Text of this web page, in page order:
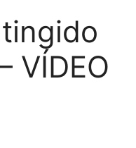
VÍDEO